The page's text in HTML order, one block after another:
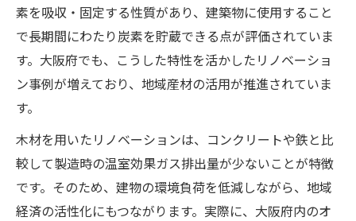
素を吸収・固定する性質があり、建築物に使用すること
で長期間にわたり炭素を貯蔵できる点が評価されていま
す。大阪府でも、こうした特性を活かしたリノベーショ
ン事例が増えており、地域産材の活用が推進されていま
す。
木材を用いたリノベーションは、コンクリートや鉄と比
較して製造時の温室効果ガス排出量が少ないことが特徴
です。そのため、建物の環境負荷を低減しながら、地域
経済の活性化にもつながります。実際に、大阪府内のオ